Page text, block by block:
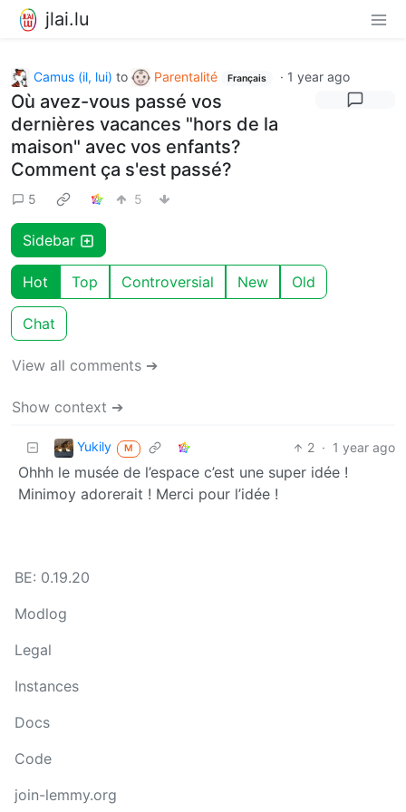
jlai.lu
Camus (il, lui) to Parentalité Français · 1 year ago
Où avez-vous passé vos
dernières vacances "hors de la
maison" avec vos enfants?
Comment ça s'est passé?
5 5
Sidebar
Hot Top Controversial New Old
Chat
View all comments ➔
Show context ➔
Yukily M 2 · 1 year ago
Ohhh le musée de l’espace c’est une super idée !
Minimoy adorerait ! Merci pour l’idée !
BE: 0.19.20
Modlog
Legal
Instances
Docs
Code
join-lemmy.org